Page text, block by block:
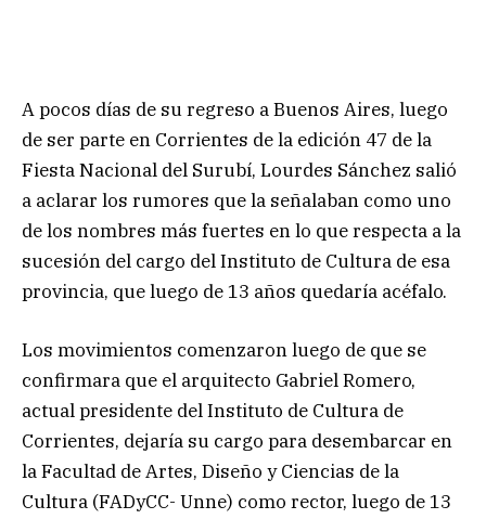
A pocos días de su regreso a Buenos Aires, luego
de ser parte en Corrientes de la edición 47 de la
Fiesta Nacional del Surubí, Lourdes Sánchez salió
a aclarar los rumores que la señalaban como uno
de los nombres más fuertes en lo que respecta a la
sucesión del cargo del Instituto de Cultura de esa
provincia, que luego de 13 años quedaría acéfalo.
Los movimientos comenzaron luego de que se
confirmara que el arquitecto Gabriel Romero,
actual presidente del Instituto de Cultura de
Corrientes, dejaría su cargo para desembarcar en
la Facultad de Artes, Diseño y Ciencias de la
Cultura (FADyCC- Unne) como rector, luego de 13